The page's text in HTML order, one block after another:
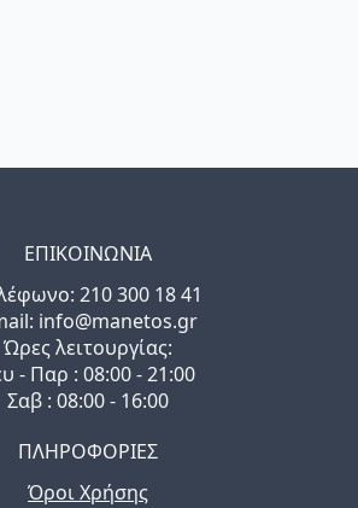
ΕΠΙΚΟΙΝΩΝΙΑ
210 300 18 41
info@manetos.gr
Ώρες λειτουργίας:
- Παρ : 08:00 - 21:00
Σαβ : 08:00 - 16:00
ΠΛΗΡΟΦΟΡΙΕΣ
Όροι Χρήσης